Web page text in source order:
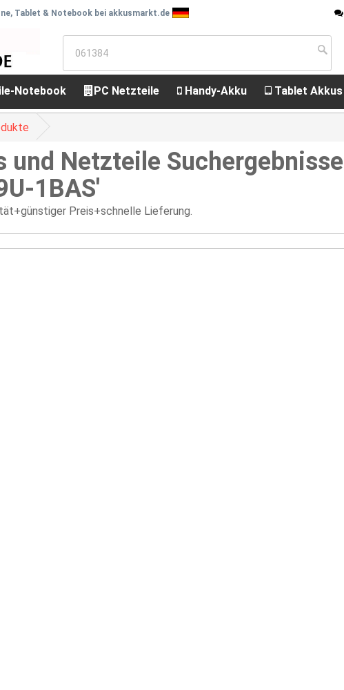
Tablet & Notebook bei akkusmarkt.de
Notebook PC Netzteile Handy-Akku Tablet Akkus
und Netzteile Suchergebnisse
1BAS'
Preis+schnelle Lieferung.